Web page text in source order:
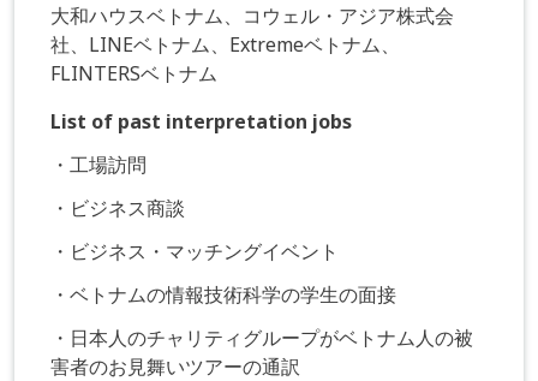
大和ハウスベトナム、コウェル・アジア株式会
社、LINEベトナム、Extremeベトナム、
FLINTERSベトナム
List of past interpretation jobs
・工場訪問
・ビジネス商談
・ビジネス・マッチングイベント
・ベトナムの情報技術科学の学生の面接
・日本人のチャリティグループがベトナム人の被
害者のお見舞いツアーの通訳